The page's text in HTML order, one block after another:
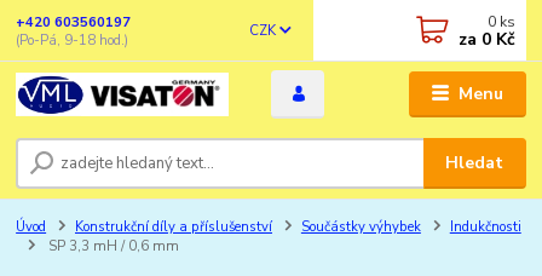
Menu
CZK
Hledat
+420 603560197
(Po-Pá, 9-18 hod.)
0 ks
za 0 Kč
Úvod Konstrukční díly a příslušenství Součástky výhybek
Indukčnosti
SP 3,3 mH / 0,6 mm